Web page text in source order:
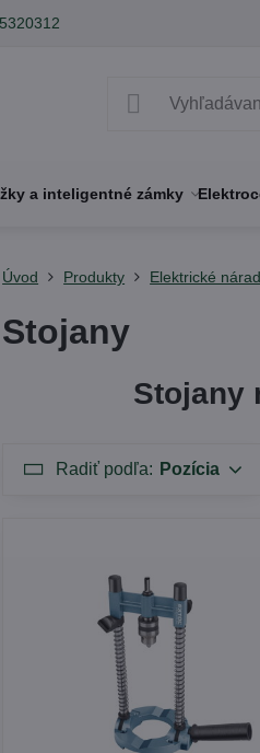
a inteligentné zámky
Úvod Produkty Elektrické
Stojany
Stojany
Radiť podľa: Pozícia